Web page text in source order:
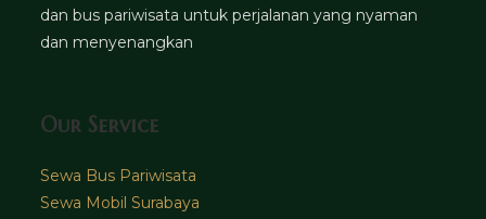
dan bus pariwisata untuk perjalanan yang nyaman
dan menyenangkan
Our Service
Sewa Bus Pariwisata
Sewa Mobil Surabaya